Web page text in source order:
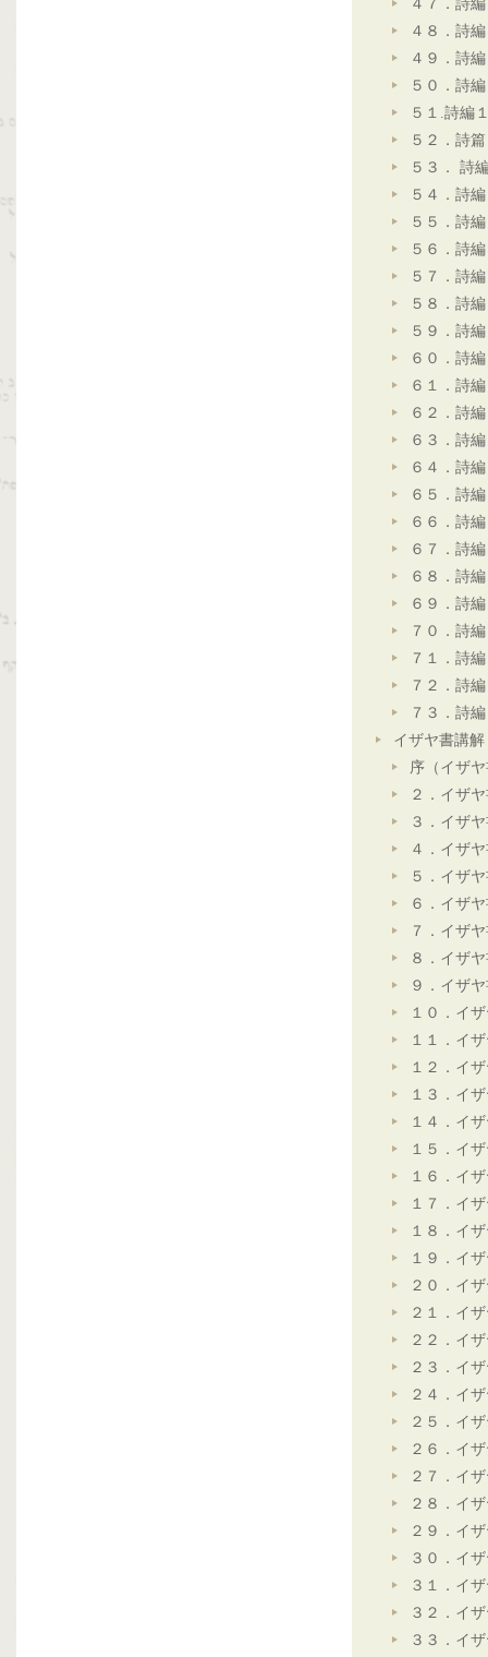
４７．詩
４８．詩
４９．詩
５０．詩
５１.詩編
５２．詩
５３． 詩
５４．詩
５５．詩
５６．詩
５７．詩
５８．詩
５９．詩
６０．詩
６１．詩
６２．詩
６３．詩
６４．詩
６５．詩
６６．詩
６７．詩
６８．詩
６９．詩
７０．詩
７１．詩
７２．詩
７３．詩
イザヤ書講解
序（イザ
２．イザ
３．イザ
４．イザ
５．イザ
６．イザ
７．イザ
８．イザ
９．イザ
１０．イ
１１．イ
１２．イ
１３．イ
１４．イ
１５．イ
１６．イ
１７．イ
１８．イ
１９．イ
２０．イ
２１．イ
２２．イ
２３．イ
２４．イ
２５．イ
２６．イ
２７．イ
２８．イ
２９．イ
３０．イ
３１．イ
３２．イ
３３．イ